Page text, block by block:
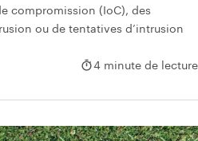
compromission (IoC), des
ou de tentatives d’intrusion
4 minute de lecture